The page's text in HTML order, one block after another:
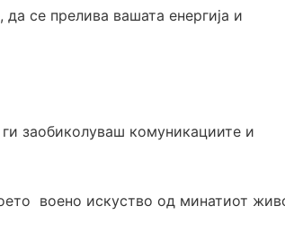
се прелива вашата енергија и
заобиколуваш комуникациите и
воено искуство од минатиот